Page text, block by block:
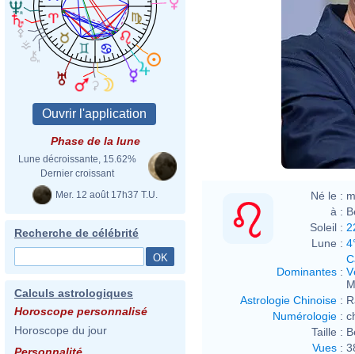
Phase de la lune
Lune décroissante, 15.62%
Dernier croissant
Mer. 12 août 17h37 T.U.
Recherche de célébrité
Calculs astrologiques
Horoscope personnalisé
Horoscope du jour
Né le :
à :
Soleil :
Lune :
Dominantes :
Astrologie Chinoise :
Numérologie :
Taille :
Vues :